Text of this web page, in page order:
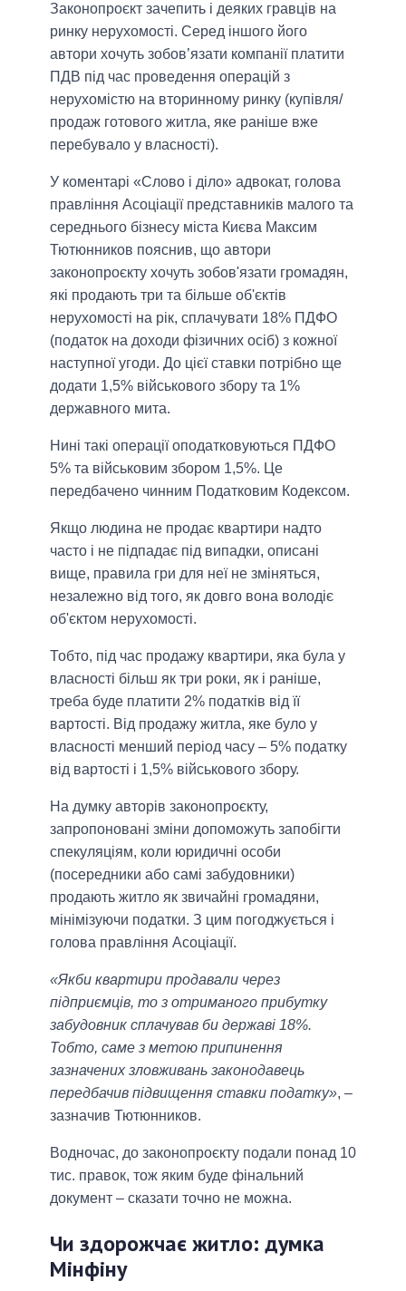
Законопроєкт зачепить і деяких гравців на
ринку нерухомості. Серед іншого його
автори хочуть зобов’язати компанії платити
ПДВ під час проведення операцій з
нерухомістю на вторинному ринку (купівля/
продаж готового житла, яке раніше вже
перебувало у власності).
У коментарі «Слово і діло» адвокат, голова
правління Асоціації представників малого та
середнього бізнесу міста Києва Максим
Тютюнников пояснив, що автори
законопроєкту хочуть зобов'язати громадян,
які продають три та більше об'єктів
нерухомості на рік, сплачувати 18% ПДФО
(податок на доходи фізичних осіб) з кожної
наступної угоди. До цієї ставки потрібно ще
додати 1,5% військового збору та 1%
державного мита.
Нині такі операції оподатковуються ПДФО
5% та військовим збором 1,5%. Це
передбачено чинним Податковим Кодексом.
Якщо людина не продає квартири надто
часто і не підпадає під випадки, описані
вище, правила гри для неї не зміняться,
незалежно від того, як довго вона володіє
об'єктом нерухомості.
Тобто, під час продажу квартири, яка була у
власності більш як три роки, як і раніше,
треба буде платити 2% податків від її
вартості. Від продажу житла, яке було у
власності менший період часу – 5% податку
від вартості і 1,5% військового збору.
На думку авторів законопроєкту,
запропоновані зміни допоможуть запобігти
спекуляціям, коли юридичні особи
(посередники або самі забудовники)
продають житло як звичайні громадяни,
мінімізуючи податки. З цим погоджується і
голова правління Асоціації.
«Якби квартири продавали через
підприємців, то з отриманого прибутку
забудовник сплачував би державі 18%.
Тобто, саме з метою припинення
зазначених зловживань законодавець
передбачив підвищення ставки податку», –
зазначив Тютюнников.
Водночас, до законопроєкту подали понад 10
тис. правок, тож яким буде фінальний
документ – сказати точно не можна.
Чи здорожчає житло: думка
Мінфіну